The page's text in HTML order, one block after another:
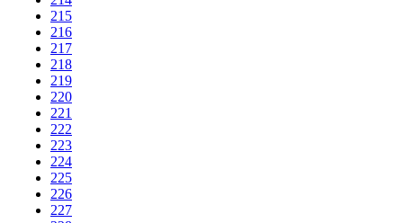
215
216
217
218
219
220
221
222
223
224
225
226
227